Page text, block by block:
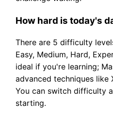
How hard is today's
There are 5 difficulty
Easy, Medium, Hard,
ideal if you're learning;
advanced techniques like
You can switch difficulty
starting.